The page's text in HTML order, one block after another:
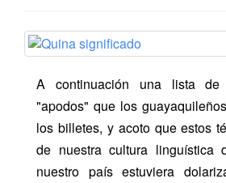
A continuación una lista
"apodos" que los
los billetes, y acoto que estos
de nuestra cultura linguística
nuestro país estuviera